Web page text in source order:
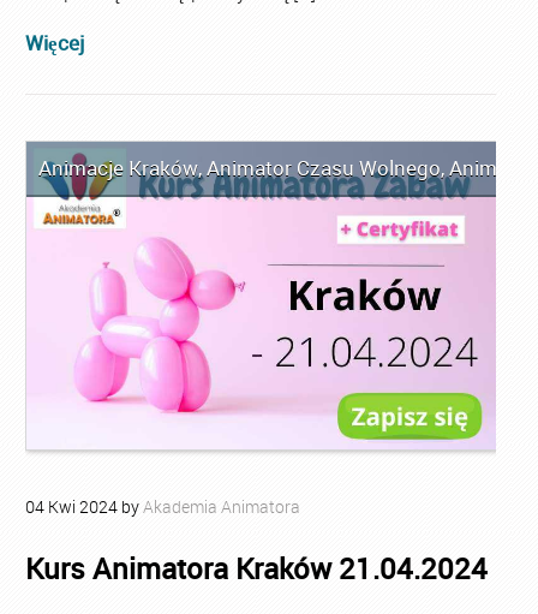
Więcej
Animacje Kraków,Animator Czasu Wolnego,
04 Kwi 2024 byAkademia Animatora
Kurs Animatora Kraków 21.04.2024